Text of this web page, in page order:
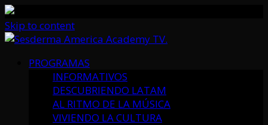
Skip to content
PROGRAMAS
INFORMATIVOS
DESCUBRIENDO LATAM
AL RITMO DE LA MÚSICA
VIVIENDO LA CULTURA